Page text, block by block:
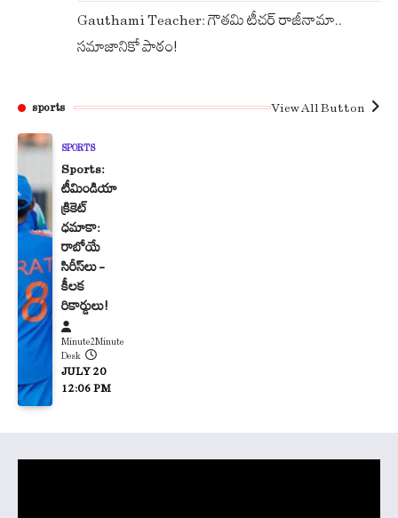
Gauthami Teacher: గౌతమి టీచర్ రాజీనామా..
సమాజానికో పాఠం!
sports View All Button
SPORTS
Sports:
టీమిండియా
క్రికెట్
ధమాకా:
రాబోయే
సిరీస్‌లు –
కీలక
రికార్డులు!
Minute2Minute
Desk
JULY 20
12:06 PM